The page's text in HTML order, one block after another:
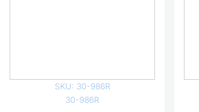
SKU: 30-986R
30-986R